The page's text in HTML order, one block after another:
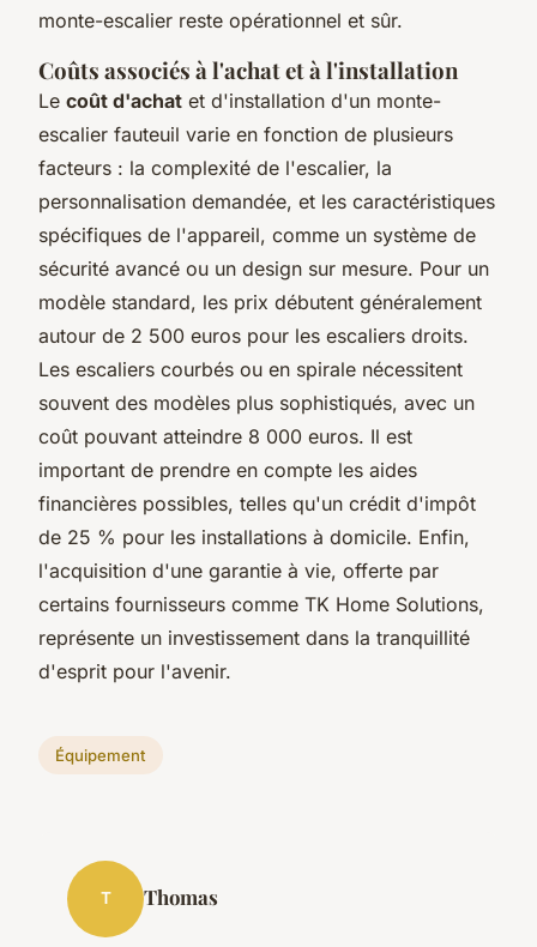
monte-escalier reste opérationnel et sûr.
Coûts associés à l'achat et à l'installation
Le coût d'achat et d'installation d'un monte-
escalier fauteuil varie en fonction de plusieurs
facteurs : la complexité de l'escalier, la
personnalisation demandée, et les caractéristiques
spécifiques de l'appareil, comme un système de
sécurité avancé ou un design sur mesure. Pour un
modèle standard, les prix débutent généralement
autour de 2 500 euros pour les escaliers droits.
Les escaliers courbés ou en spirale nécessitent
souvent des modèles plus sophistiqués, avec un
coût pouvant atteindre 8 000 euros. Il est
important de prendre en compte les aides
financières possibles, telles qu'un crédit d'impôt
de 25 % pour les installations à domicile. Enfin,
l'acquisition d'une garantie à vie, offerte par
certains fournisseurs comme TK Home Solutions,
représente un investissement dans la tranquillité
d'esprit pour l'avenir.
Équipement
T Thomas